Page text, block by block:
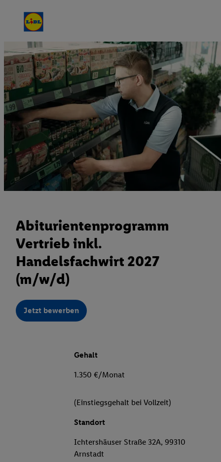
Abiturientenprogramm
Vertrieb inkl.
Handelsfachwirt 2027
(m/w/d)
Jetzt bewerben
Gehalt
1.350 €/Monat
(Einstiegsgehalt bei Vollzeit)
Standort
Ichtershäuser Straße 32A, 99310
Arnstadt